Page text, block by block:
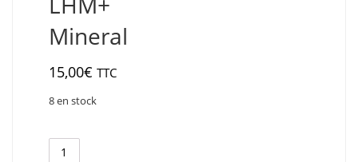
Mineral
15,00€ TTC
8 en stock
quantité